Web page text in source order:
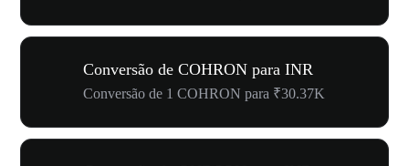
Conversão de COHRON para INR
Conversão de 1 COHRON para ₹30.37K